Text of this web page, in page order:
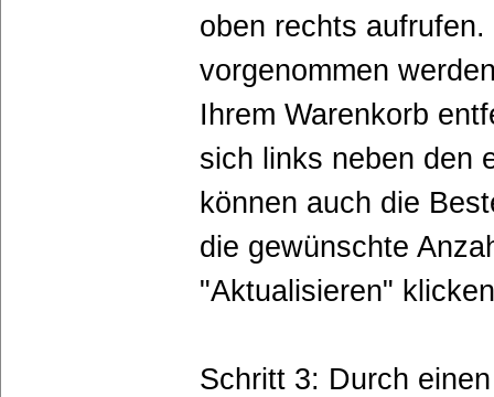
oben rechts
vorgenommen
Ihrem Warenkorb
sich links neben den
können auch die
die gewünschte
"Aktualisieren"
Schritt 3: Durch